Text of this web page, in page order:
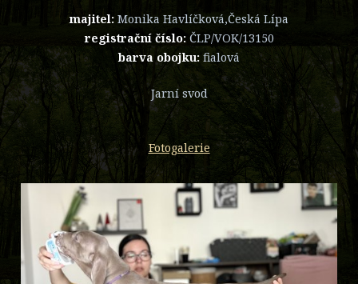
majitel: Monika Havlíčková,Česká Lípa
registrační číslo: ČLP/VOK/13150
barva obojku: fialová
Jarní svod
Fotogalerie